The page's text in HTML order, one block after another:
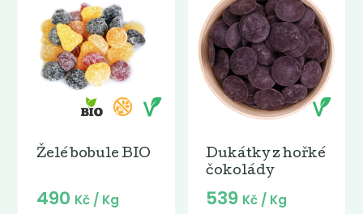
Želé bobule BIO
490 Kč / Kg
Dukátky z hořké
čokolády
539 Kč / Kg